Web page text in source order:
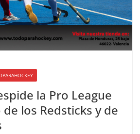
la Pro League
los Redsticks y de